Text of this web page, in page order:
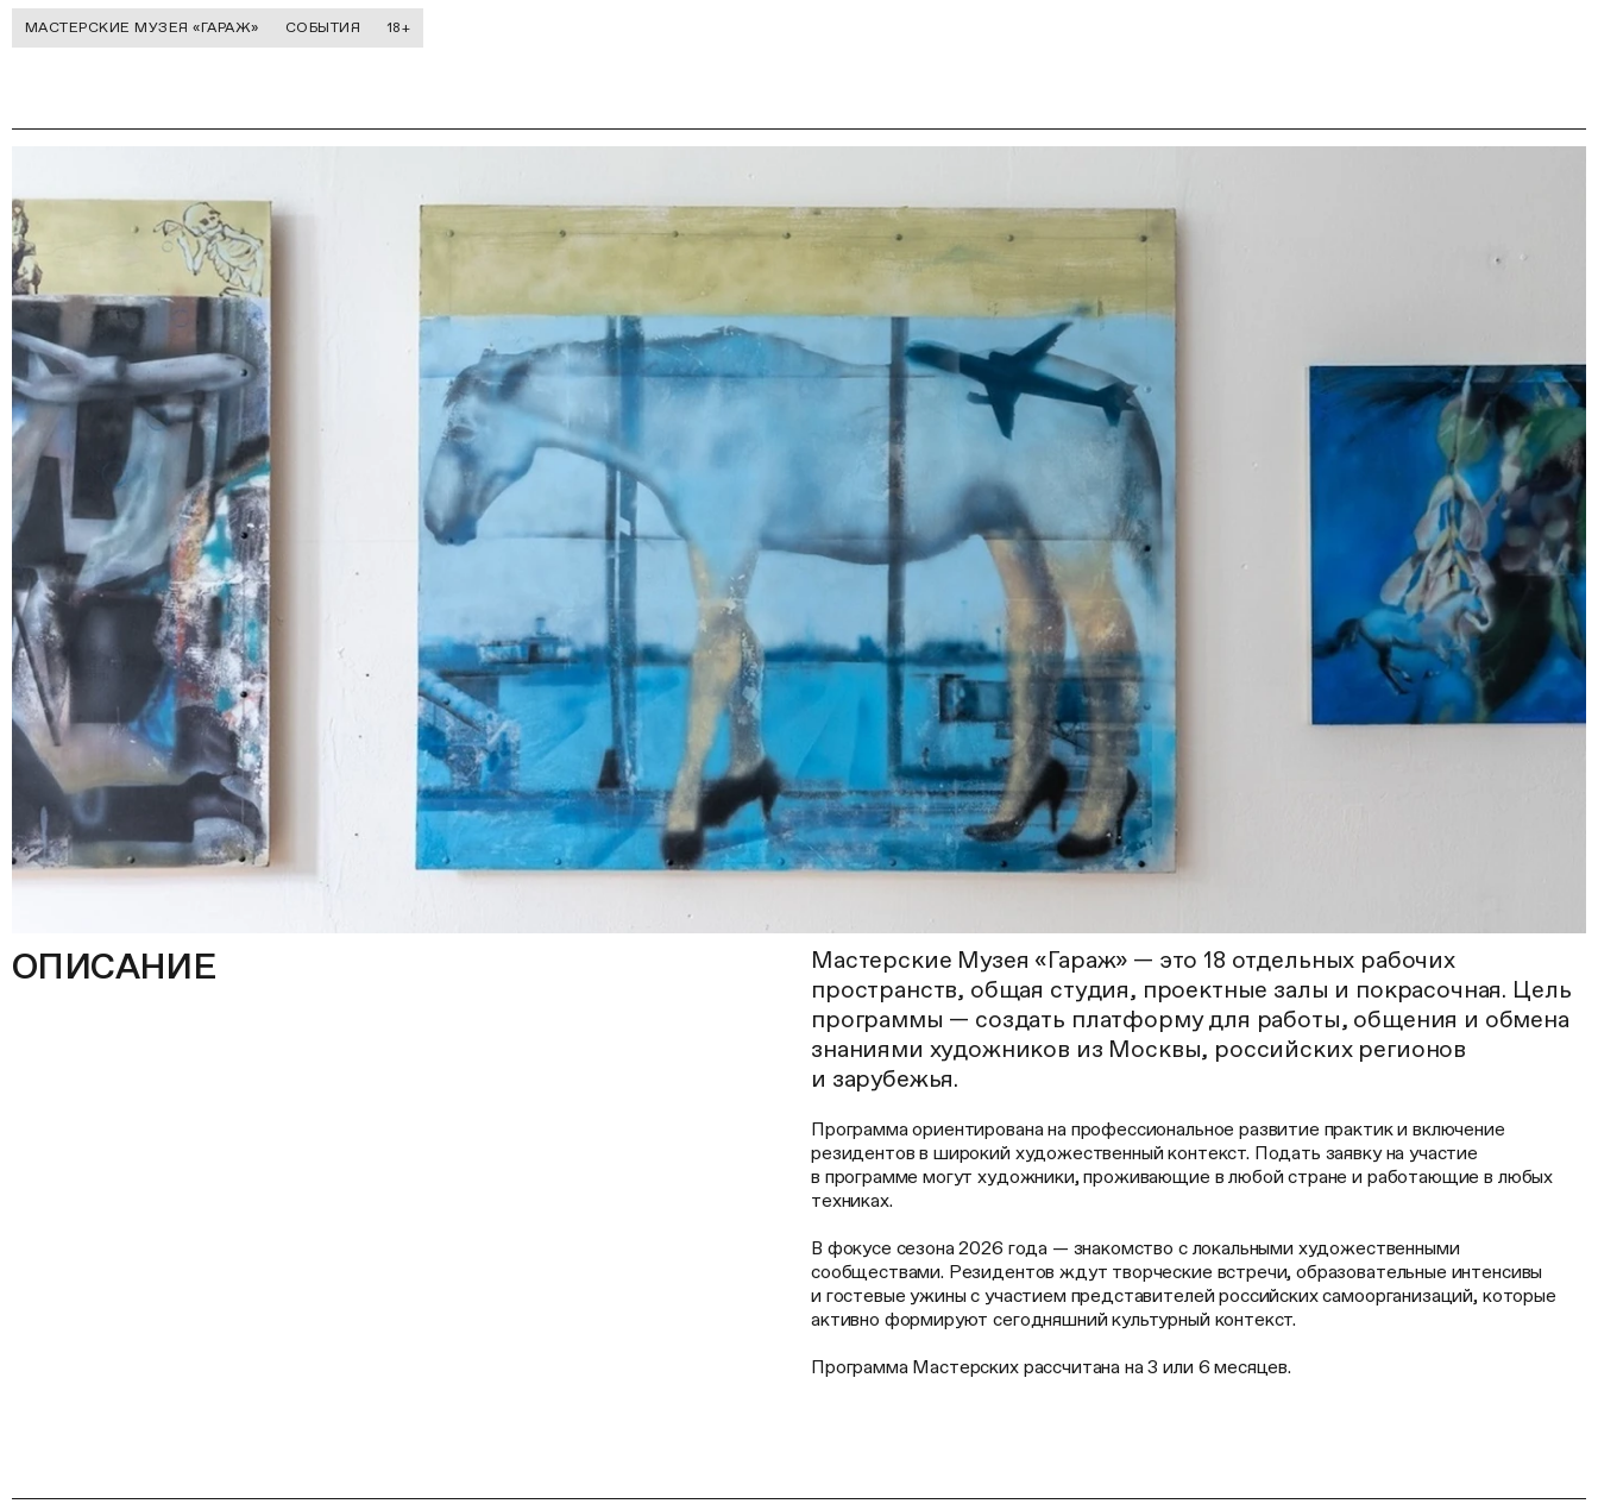
МАСТЕРСКИЕ МУЗЕЯ «ГАРАЖ» СОБЫТИЯ 18+
ОПИСАНИЕ
Мастерские Музея «Гараж» — это 18 отдельных рабочих
пространств, общая студия, проектные залы и покрасочная. Цель
программы — создать платформу для работы, общения и обмена
знаниями художников из Москвы, российских регионов
и зарубежья.
Программа ориентирована на профессиональное развитие практик и включение
резидентов в широкий художественный контекст. Подать заявку на участие
в программе могут художники, проживающие в любой стране и работающие в любых
техниках.
В фокусе сезона 2026 года — знакомство с локальными художественными
сообществами. Резидентов ждут творческие встречи, образовательные интенсивы
и гостевые ужины с участием представителей российских самоорганизаций, которые
активно формируют сегодняшний культурный контекст.
Программа Мастерских рассчитана на 3 или 6 месяцев.